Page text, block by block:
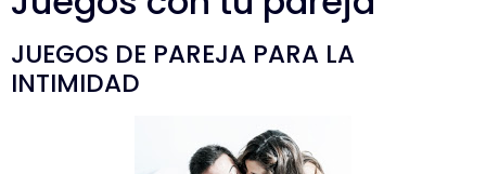
JUEGOS DE PAREJA PARA LA
INTIMIDAD